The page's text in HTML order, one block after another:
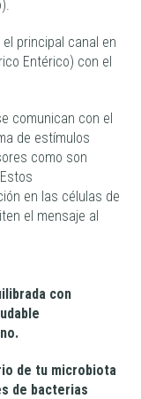
principal canal en
Entérico) con el
comunican con el
de estímulos
como son
en las células de
el mensaje al
con
de tu microbiota
de bacterias